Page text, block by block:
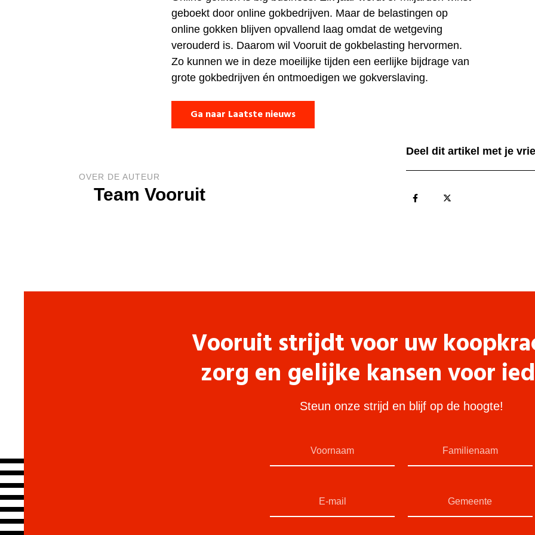
geboekt door online gokbedrijven. Maar de belastingen op
online gokken blijven opvallend laag omdat de wetgeving
verouderd is. Daarom wil Vooruit de gokbelasting hervormen.
Zo kunnen we in deze moeilijke tijden een eerlijke bijdrage van
grote gokbedrijven én ontmoedigen we gokverslaving.
Ga naar Laatste nieuws
OVER DE AUTEUR
Team Vooruit
Deel dit artikel met je
Vooruit strijdt voor uw
zorg en gelijke kansen voor
Steun onze strijd en blijf op de hoogte!